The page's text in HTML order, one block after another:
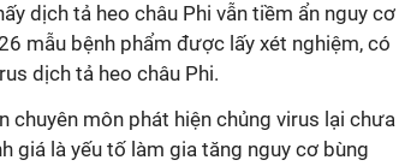
dịch tả heo châu Phi vẫn tiềm ẩn nguy cơ
mẫu bệnh phẩm được lấy xét nghiệm, có
dịch tả heo châu Phi.
chuyên môn phát hiện chủng virus lại chưa
giá là yếu tố làm gia tăng nguy cơ bùng